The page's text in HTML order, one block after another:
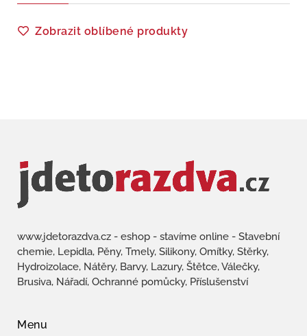
Zobrazit oblíbené produkty
www.jdetorazdva.cz - eshop - stavíme online - Stavební
chemie, Lepidla, Pěny, Tmely, Silikony, Omítky, Stěrky,
Hydroizolace, Nátěry, Barvy, Lazury, Štětce, Válečky,
Brusiva, Nářadí, Ochranné pomůcky, Příslušenství
Menu